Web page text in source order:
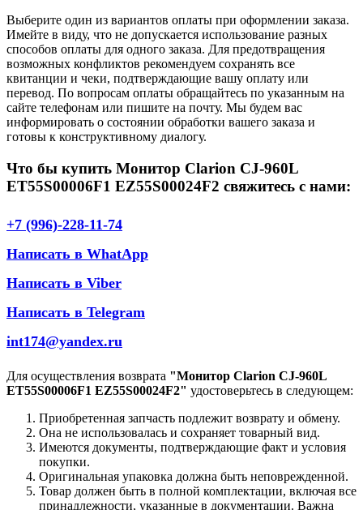
Выберите один из вариантов оплаты при оформлении заказа.
Имейте в виду, что не допускается использование разных
способов оплаты для одного заказа. Для предотвращения
возможных конфликтов рекомендуем сохранять все
квитанции и чеки, подтверждающие вашу оплату или
перевод. По вопросам оплаты обращайтесь по указанным на
сайте телефонам или пишите на почту. Мы будем вас
информировать о состоянии обработки вашего заказа и
готовы к конструктивному диалогу.
Что бы купить Монитор Clarion CJ-960L
ET55S00006F1 EZ55S00024F2 свяжитесь с нами:
+7 (996)-228-11-74
Написать в WhatApp
Написать в Viber
Написать в Telegram
int174@yandex.ru
Для осуществления возврата "Монитор Clarion CJ-960L
ET55S00006F1 EZ55S00024F2" удостоверьтесь в следующем:
Приобретенная запчасть подлежит возврату и обмену.
Она не использовалась и сохраняет товарный вид.
Имеются документы, подтверждающие факт и условия
покупки.
Оригинальная упаковка должна быть неповрежденной.
Товар должен быть в полной комплектации, включая все
принадлежности, указанные в документации. Важна